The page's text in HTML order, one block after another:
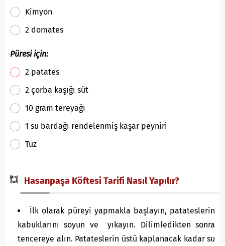
Kimyon
2 domates
Püresi için:
2 patates
2 çorba kaşığı süt
10 gram tereyağı
1 su bardağı rendelenmiş kaşar peyniri
Tuz
Hasanpaşa Köftesi Tarifi Nasıl Yapılır?
İlk olarak püreyi yapmakla başlayın, patateslerin
kabuklarını soyun ve yıkayın. Dilimledikten sonra
tencereye alın. Patateslerin üstü kaplanacak kadar su